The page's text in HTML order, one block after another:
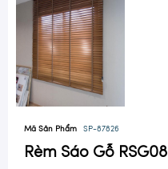
Mã Sản Phẩm SP-87826
Rèm Sáo Gỗ RSG08